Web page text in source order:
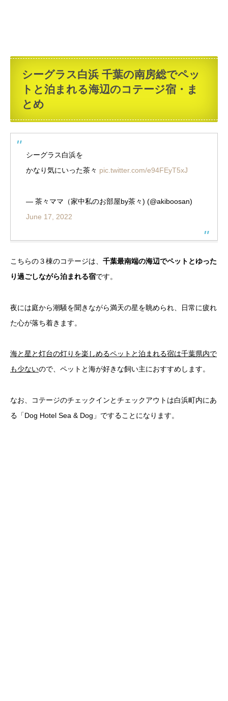
シーグラス白浜 千葉の南房総でペッ
トと泊まれる海辺のコテージ宿・ま
とめ
シーグラス白浜を
かなり気にいった茶々 pic.twitter.com/e94FEyT5xJ
— 茶々ママ（家中私のお部屋by茶々) (@akiboosan)
June 17, 2022
こちらの３棟のコテージは、 千葉最南端の海辺でペットとゆった
り過ごしながら泊まれる宿です。
夜には庭から潮騒を聞きながら満天の星を眺められ、日常に疲れ
た心が落ち着きます。
海と星と灯台の灯りを楽しめるペットと泊まれる宿は千葉県内で
も少ないので、ペットと海が好きな飼い主におすすめします。
なお、コテージのチェックインとチェックアウトは白浜町内にあ
る「Dog Hotel Sea & Dog」ですることになります。